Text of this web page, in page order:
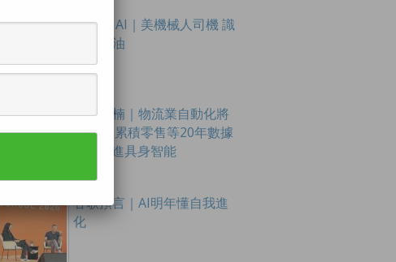
Figure AI｜美機械人司機 識
扭軚踩油
京東段楠｜物流業自動化將
達98% 累積零售等20年數據
助AI走進具身智能
谷歌預言｜AI明年懂自我進
化